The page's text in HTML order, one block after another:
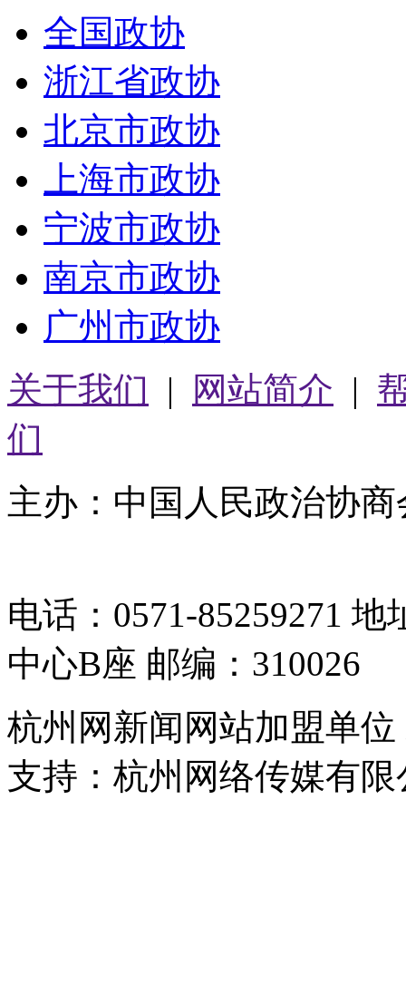
全国政协
浙江省政协
北京市政协
上海市政协
宁波市政协
南京市政协
广州市政协
关于我们 | 网站简介 |
们
主办：中国人民政治协
电话：0571-85259271
中心B座 邮编：310026
杭州网新闻网站加盟单
支持：杭州网络传媒有限